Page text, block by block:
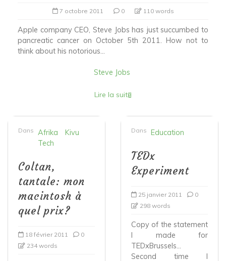
7 octobre 2011 0 110 words
Apple company CEO, Steve Jobs has just succumbed to
pancreatic cancer on October 5th 2011. How not to
think about his notorious...
Steve Jobs
Lire la suite
Dans Afrika
Kivu
Tech
Coltan,
tantale: mon
macintosh à
quel prix?
18 février 2011
0
234 words
Dans Education
TEDx
Experiment
25 janvier 2011
0
298 words
Copy of the statement
I made for
TEDxBrussels...
Second time I